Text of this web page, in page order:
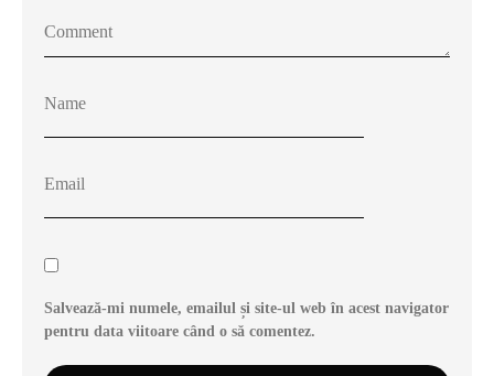
Salvează-mi numele, emailul și site-ul web în acest navigator
pentru data viitoare când o să comentez.